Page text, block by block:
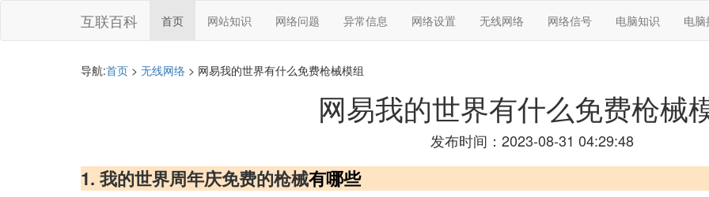
互联百科 首页 网站知识 网络问题 异常信息 网络设置 无线网络 网络信号 电脑知识 电
导航:首页 > 无线网络 > 网易我的世界有什么免费枪械模组
网易我的世界有什么免费枪械
发布时间：2023-08-31 04:29:48
1. 我的世界周年庆免费的枪械有哪些